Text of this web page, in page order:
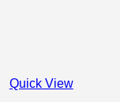
Quick View